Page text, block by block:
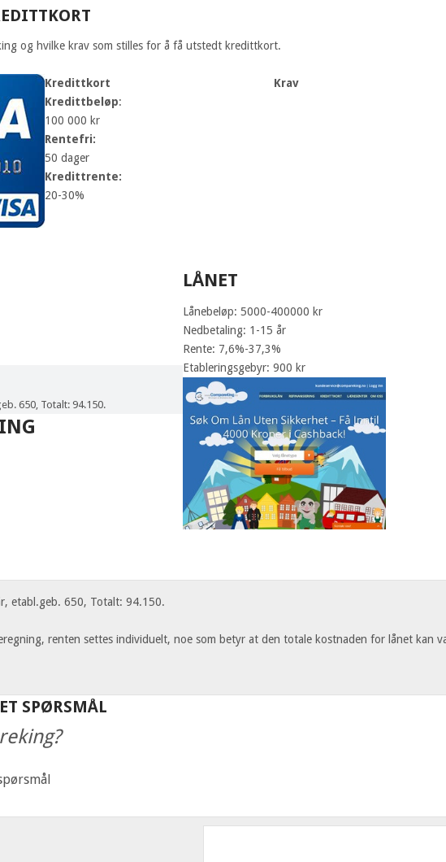
og hvilke krav som stilles for å få utstedt kredittkort.
Kredittkort
Kredittbeløp:
100 000 kr
Rentefri:
50 dager
Kredittrente:
20-30%
Krav
LÅNET
Lånebeløp: 5000-400000 kr
Nedbetaling: 1-15 år
Rente: 7,6%-37,3%
Etableringsgebyr: 900 kr
650, Totalt: 94.150.
etabl.geb. 650, Totalt: 94.150.
renten settes individuelt, noe som betyr at den totale kostnaden for lånet kan
SPØRSMÅL